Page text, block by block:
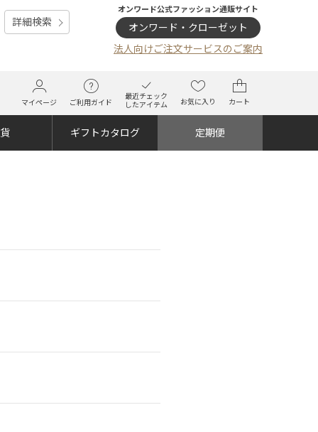
詳細検索
オンワード公式ファッション通販サイト
オンワード・クローゼット
法人向けご注文サービスのご案内
マイページ ご利用ガイド
最近チェック
したアイテム
お気に入り カート
ギフトカタログ 定期便